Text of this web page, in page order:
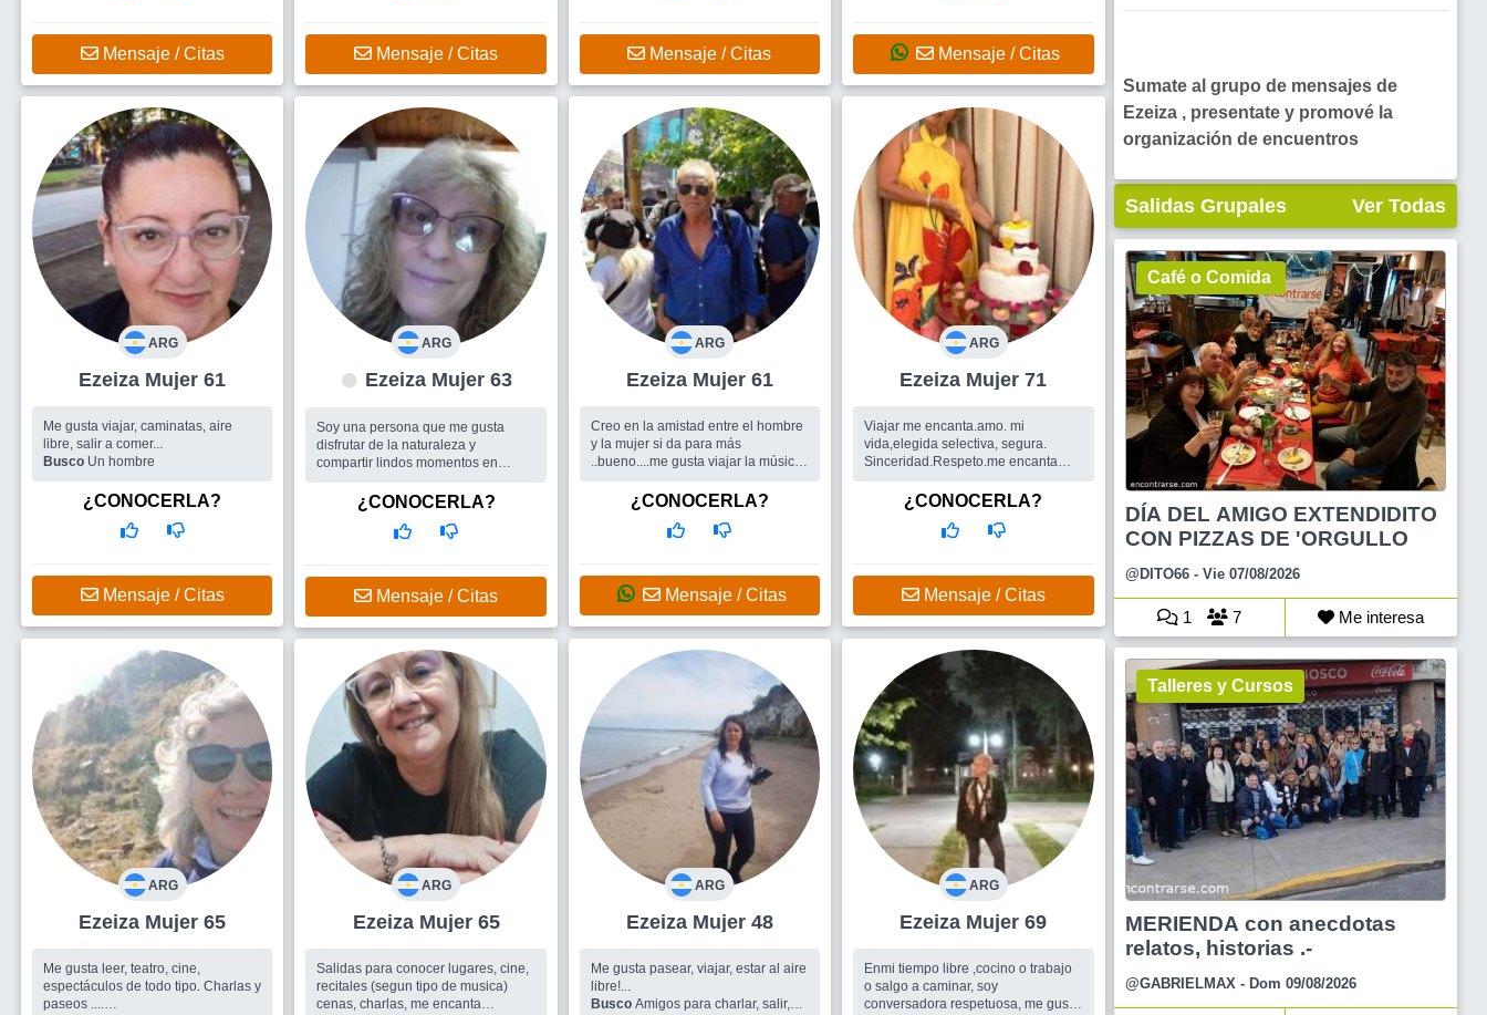
Mensaje / Citas
que piense igual y poder compartir
buenos momentos bienvenido
Mensaje / Citas Mensaje / Citas Mensaje / Citas
ARG
Ezeiza Mujer 61
Me gusta viajar, caminatas, aire
libre, salir a comer...
Busco Un hombre
¿CONOCERLA?
Mensaje / Citas
ARG
Ezeiza Mujer 63
Soy una persona que me gusta
disfrutar de la naturaleza y
compartir lindos momentos en
Me gustaría un grupo de
amigos para salir a diversas
actividades. Y también conocer a un
¿CONOCERLA?
Mensaje / Citas
ARG
Ezeiza Mujer 61
Creo en la amistad entre el hombre
y la mujer si da para más
..bueno....me gusta viajar la música
Una. mujer
¿CONOCERLA?
Mensaje / Citas
ARG
Ezeiza Mujer 71
Viajar me encanta.amo. mi
vida,elegida selectiva, segura.
Sinceridad.Respeto.me encanta
PRINCIPITO. Simple segura
femenina.! Disfruo el ser feliz.
Conocer nuevos seres,
¿CONOCERLA?
Mensaje / Citas
ARG
Ezeiza Mujer 65
Me gusta leer, teatro, cine,
espectáculos de todo tipo. Charlas y
paseos ....
ARG
Ezeiza Mujer 65
Salidas para conocer lugares, cine,
recitales (segun tipo de musica)
cenas, charlas, me encanta
ARG
Ezeiza Mujer 48
Me gusta pasear, viajar, estar al aire
libre!...
Busco Amigos para charlar, salir,
ARG
Ezeiza Mujer 69
Enmi tiempo libre ,cocino o trabajo
o salgo a caminar, soy
conversadora respetuosa, me gusta
Sumate al grupo de mensajes de
Ezeiza , presentate y promové la
organización de encuentros
Salidas Grupales Ver Todas
Café o Comida
DÍA DEL AMIGO EXTENDIDITO
CON PIZZAS DE 'ORGULLO
@DITO66- Vie 07/08/2026
1 7 Me interesa
Talleres y Cursos
MERIENDA con anecdotas
relatos, historias .-
@GABRIELMAX - Dom 09/08/2026